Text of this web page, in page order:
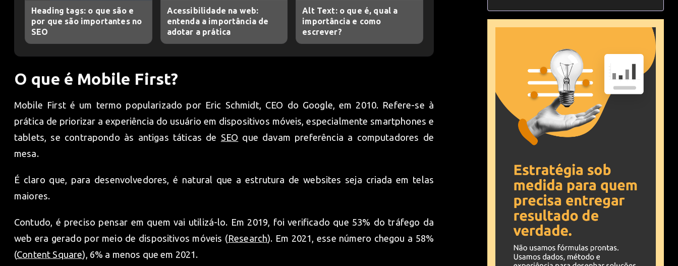
Heading tags: o que são e
por que são importantes no
SEO
Acessibilidade na web:
entenda a importância de
adotar a prática
Alt Text: o que é, qual a
importância e como
escrever?
O que é Mobile First?
Mobile First é um termo popularizado por Eric Schmidt, CEO do Google, em 2010. Refere-se à
prática de priorizar a experiência do usuário em dispositivos móveis, especialmente smartphones e
tablets, se contrapondo às antigas táticas de SEO que davam preferência a computadores de
mesa.
É claro que, para desenvolvedores, é natural que a estrutura de websites seja criada em telas
maiores.
Contudo, é preciso pensar em quem vai utilizá-lo. Em 2019, foi verificado que 53% do tráfego da
web era gerado por meio de dispositivos móveis (Research). Em 2021, esse número chegou a 58%
(Content Square), 6% a menos que em 2021.